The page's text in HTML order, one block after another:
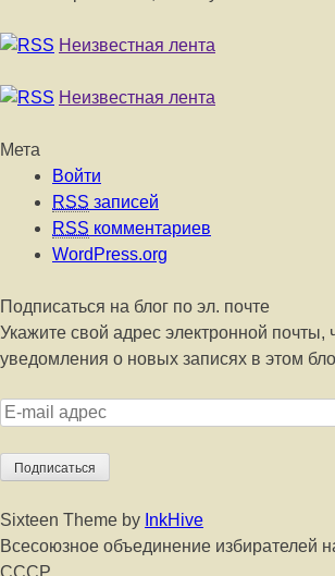
Неизвестная лента
Неизвестная лента
Мета
Войти
RSS записей
RSS комментариев
WordPress.org
Подписаться на блог по эл. почте
Укажите свой адрес электронной почты,
уведомления о новых записях в этом
E-
адрес
Sixteen Theme by InkHive
Всесоюзное объединение избирателей
СССР